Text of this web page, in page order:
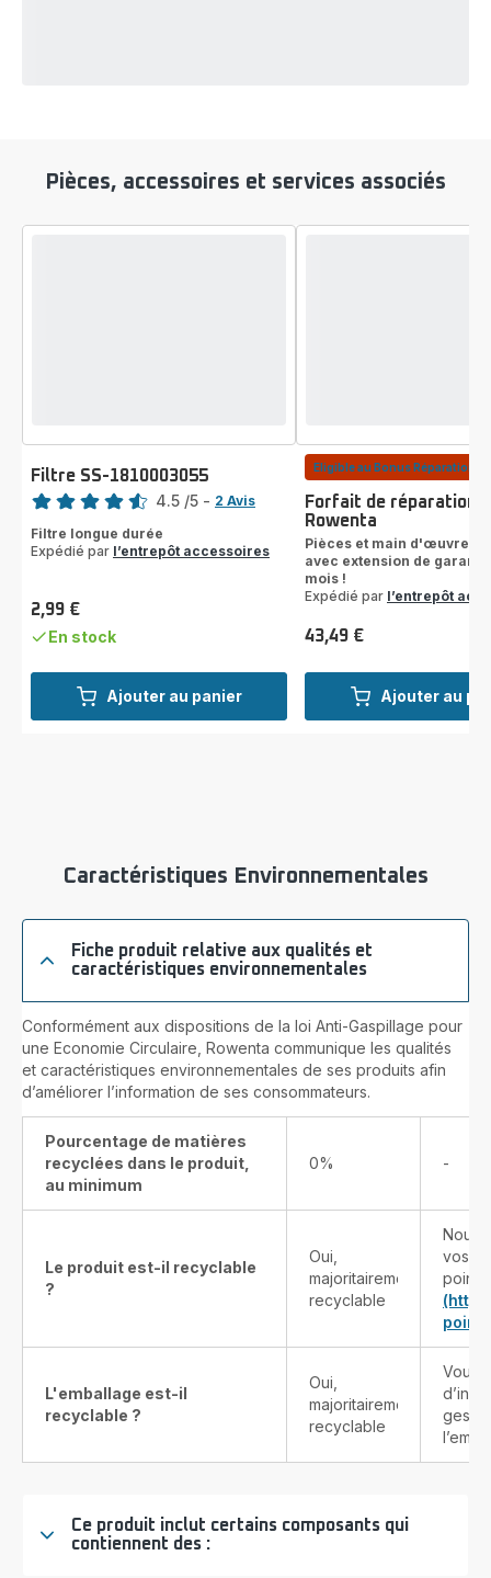
Pièces, accessoires et services associés
Ajouter au panier
Filtre SS-1810003055
Note
4.5 /5 - 2 Avis
Filtre longue durée
Expédié par l’entrepôt accessoires
Prix
2,99 €
En stock
Ajouter au
Eligible au Bonus Réparation : -
Forfait de réparation
Rowenta
Pièces et main d'œuvre
avec extension de
mois !
Expédié par l’entrepôt
Prix
43,49 €
Caractéristiques Environnementales
Fiche produit relative aux qualités et
caractéristiques environnementales
Conformément aux dispositions de la loi Anti-Gaspillage pour
une Economie Circulaire, Rowenta communique les qualités
et caractéristiques environnementales de ses produits afin
d’améliorer l’information de ses consommateurs.
Pourcentage de matières
recyclées dans le produit,
au minimum
0% -
Le produit est-il recyclable
?
Oui,
majoritairement
recyclable
Nous
vos
L'emballage est-il
recyclable ?
Oui,
majoritairement
recyclable
Vous
Ce produit inclut certains composants qui
contiennent des :